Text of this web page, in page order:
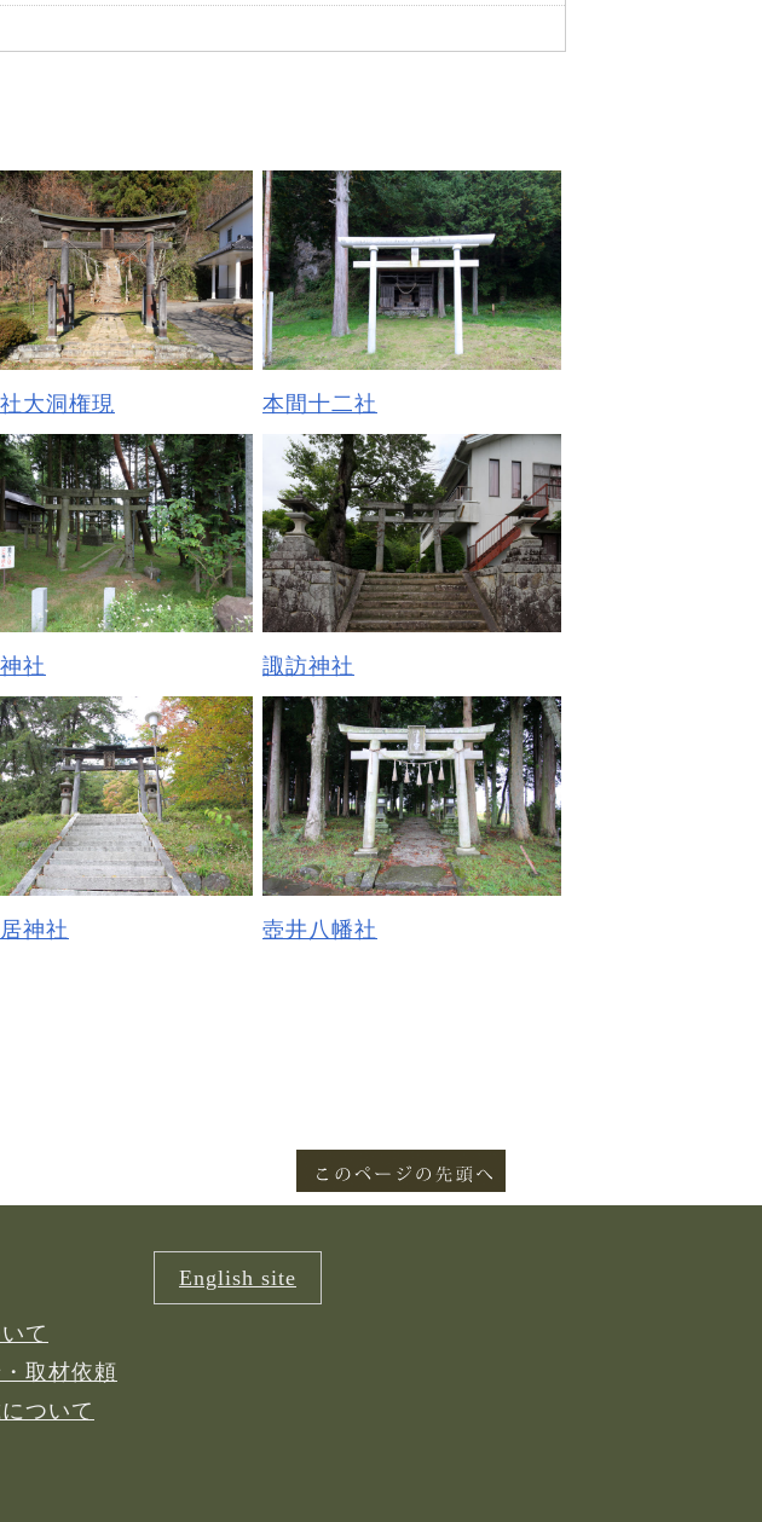
大洞権現 本間十二社
社 諏訪神社
神社 壺井八幡社
て
取材依頼
ついて
English site